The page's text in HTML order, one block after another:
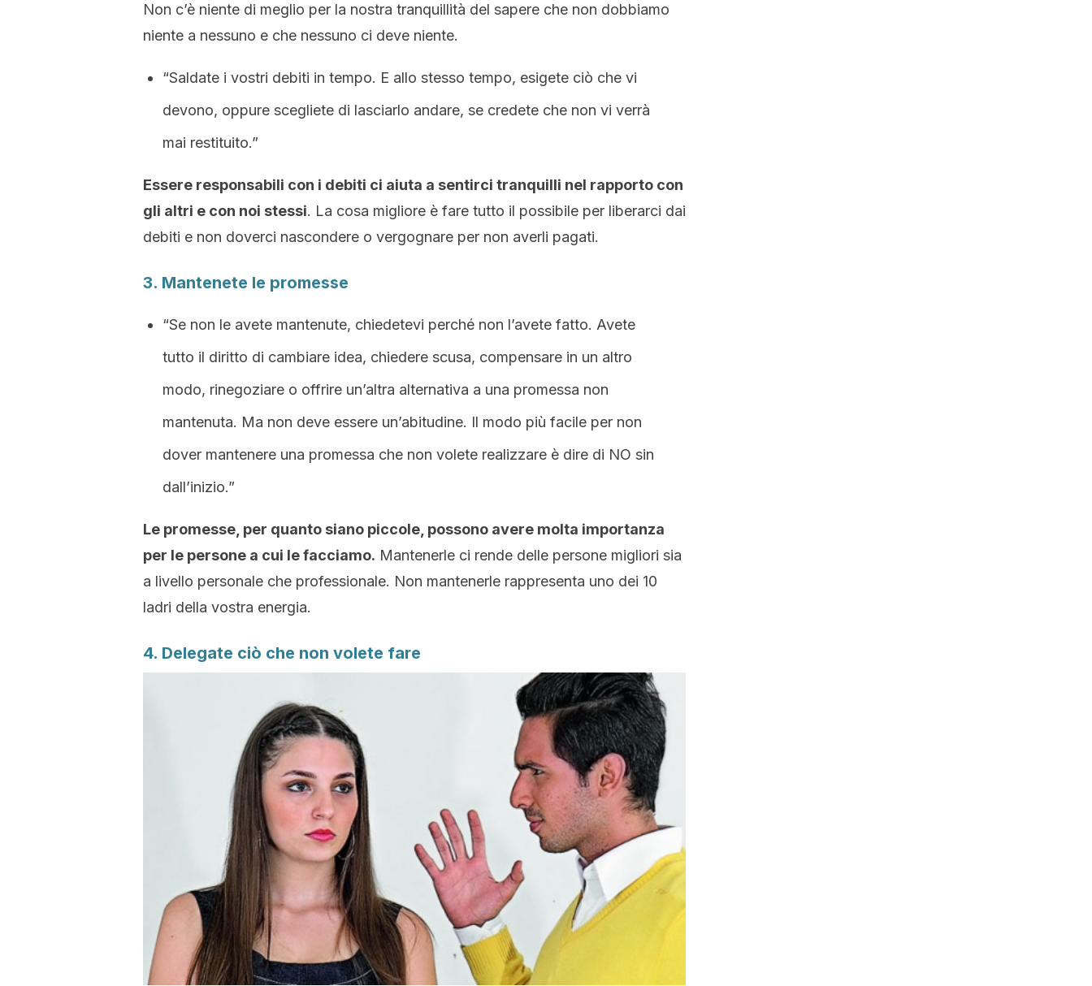
Non c’è niente di meglio per la nostra tranquillità del sapere che non dobbiamo
niente a nessuno e che nessuno ci deve niente.
“Saldate i vostri debiti in tempo. E allo stesso tempo, esigete ciò che vi
devono, oppure scegliete di lasciarlo andare, se credete che non vi verrà
mai restituito.”
Essere responsabili con i debiti ci aiuta a sentirci tranquilli nel rapporto con
gli altri e con noi stessi. La cosa migliore è fare tutto il possibile per liberarci dai
debiti e non doverci nascondere o vergognare per non averli pagati.
3. Mantenete le promesse
“Se non le avete mantenute, chiedetevi perché non l’avete fatto. Avete
tutto il diritto di cambiare idea, chiedere scusa, compensare in un altro
modo, rinegoziare o offrire un’altra alternativa a una promessa non
mantenuta. Ma non deve essere un’abitudine. Il modo più facile per non
dover mantenere una promessa che non volete realizzare è dire di NO sin
dall’inizio.”
Le promesse, per quanto siano piccole, possono avere molta importanza
per le persone a cui le facciamo. Mantenerle ci rende delle persone migliori sia
a livello personale che professionale. Non mantenerle rappresenta uno dei 10
ladri della vostra energia.
4. Delegate ciò che non volete fare